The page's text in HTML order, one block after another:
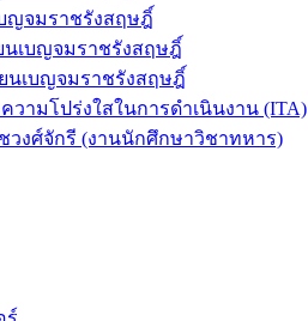
บญจมราชรังสฤษฎิ์
นเบญจมราชรังสฤษฎิ์
นเบญจมราชรังสฤษฎิ์
ามโปร่งใสในการดำเนินงาน (ITA)
วงศ์จักรี (งานนักศึกษาวิชาทหาร)